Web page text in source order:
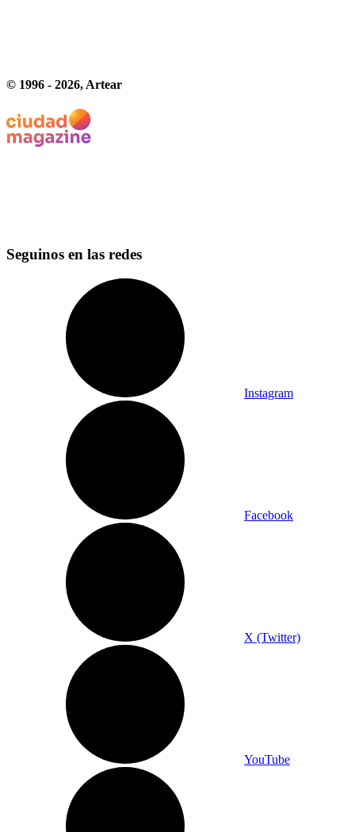
© 1996 - 2026, Artear
Seguinos en las redes
Instagram
Facebook
X (Twitter)
YouTube